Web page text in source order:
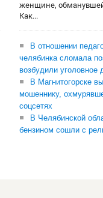
женщине,
Как...
В отношении
челябинка сломала
возбудили уголовное
В Магнитогорске
мошеннику,
соцсетях
В Челябинской
бензином сошли с